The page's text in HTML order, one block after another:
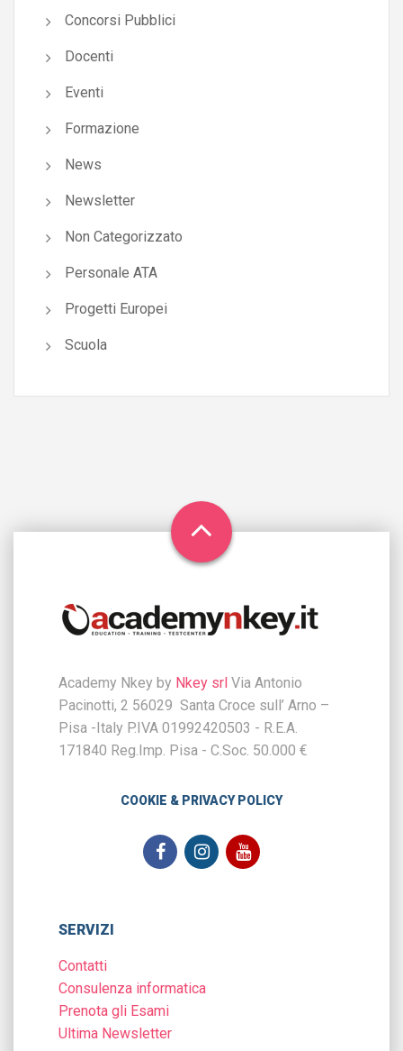
Concorsi Pubblici
Docenti
Eventi
Formazione
News
Newsletter
Non Categorizzato
Personale ATA
Progetti Europei
Scuola
Academy Nkey by Nkey srl Via Antonio
Pacinotti, 2 56029 Santa Croce sull’ Arno –
Pisa -Italy P.IVA 01992420503 - R.E.A.
171840 Reg.Imp. Pisa - C.Soc. 50.000 €
COOKIE & PRIVACY POLICY
SERVIZI
Contatti
Consulenza informatica
Prenota gli Esami
Ultima Newsletter